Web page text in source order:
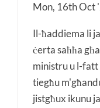
Mon, 16th Oct
Il-ħaddiema li
ċerta saħħa
ministru u l-fatt
tiegħu
jistgħux ikunu